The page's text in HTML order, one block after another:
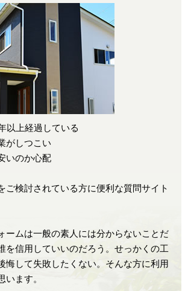
以上経過している
がしつこい
いのか心配
ご検討されている方に便利な質問サイト
ームは一般の素人には分からないことだ
を信用していいのだろう。せっかくの工
悔して失敗したくない。そんな方に利用
います。